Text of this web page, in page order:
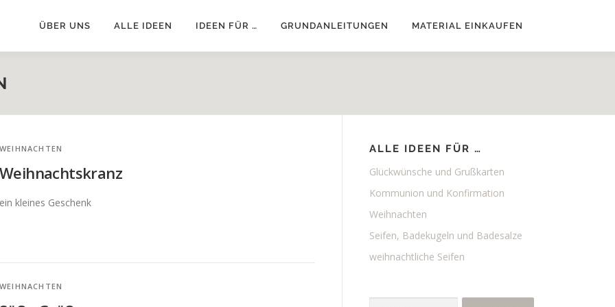
ÜBER UNS ALLE IDEEN IDEEN FÜR … GRUNDANLEITUNGEN MATERIAL EINKAUFEN
WEIHNACHTEN
Weihnachtskranz
ein kleines Geschenk
WEIHNACHTEN
ALLE IDEEN FÜR …
Glückwünsche und Grußkarten
Kommunion und Konfirmation
Weihnachten
Seifen, Badekugeln und Badesalze
weihnachtliche Seifen